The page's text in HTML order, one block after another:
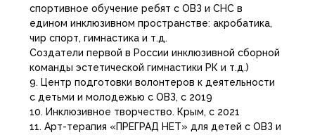
спортивное обучение ребят с ОВЗ и СНС в
едином инклюзивном пространстве: акробатика,
чир спорт, гимнастика и т.д.
Создатели первой в России инклюзивной сборной
команды эстетической гимнастики РК и т.д.)
9. Центр подготовки волонтеров к деятельности
с детьми и молодежью с ОВЗ, с 2019
10. Инклюзивное творчество. Крым, с 2021
11. Арт-терапия «ПРЕГРАД НЕТ» для детей с ОВЗ и